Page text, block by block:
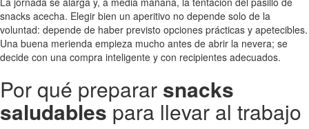
snacks acecha. Elegir bien un aperitivo no depende solo de la
voluntad: depende de haber previsto opciones prácticas y apetecibles.
Una buena merienda empieza mucho antes de abrir la nevera; se
decide con una compra inteligente y con recipientes adecuados.
Por qué preparar snacks
saludablespara llevar al trabajo